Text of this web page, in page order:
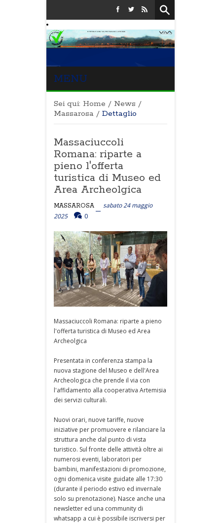
MENU
Sei qui: Home / News /
Massarosa / Dettaglio
Massaciuccoli
Romana: riparte a
pieno l'offerta
turistica di Museo ed
Area Archeolgica
MASSAROSA
sabato 24 maggio
2025
0
Massaciuccoli Romana: riparte a pieno
l'offerta turistica di Museo ed Area
Archeolgica
Presentata in conferenza stampa la
nuova stagione del Museo e dell'Area
Archeologica che prende il via con
l'affidamento alla cooperativa Artemisia
dei servizi culturali.
Nuovi orari, nuove tariffe, nuove
iniziative per promuovere e rilanciare la
struttura anche dal punto di vista
turistico. Sul fronte delle attività oltre ai
numerosi eventi, laboratori per
bambini, manifestazioni di promozione,
ogni domenica visite guidate alle 17:30
(durante il periodo estivo ed invernale
solo su prenotazione). Nasce anche una
newsletter ed una community di
whatsapp a cui è possibile iscriversi per